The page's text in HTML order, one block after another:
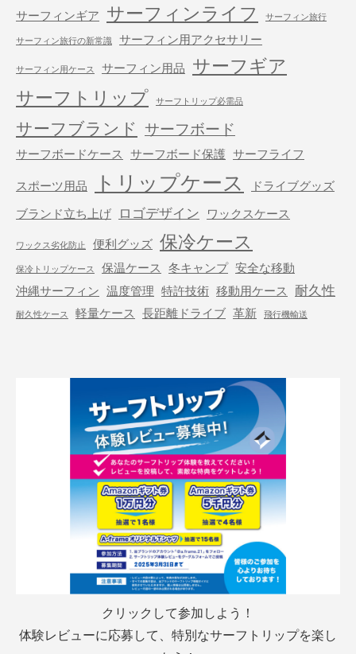
サーフィンギア サーフィンライフ サーフィン旅行
サーフィン旅行の新常識 サーフィン用アクセサリー
サーフィン用ケース サーフィン用品
サーフギア
サーフトリップ
サーフトリップ必需品
サーフブランド サーフボード
サーフボードケース サーフボード保護 サーフライフ
スポーツ用品 トリップケース ドライブグッズ
ブランド立ち上げ ロゴデザイン ワックスケース
ワックス劣化防止 便利グッズ 保冷ケース
保冷トリップケース 保温ケース 冬キャンプ 安全な移動
沖縄サーフィン
温度管理 特許技術 移動用ケース 耐久性
耐久性ケース 軽量ケース 長距離ドライブ 革新 飛行機輸送
クリックして参加しよう！
体験レビューに応募して、特別なサーフトリップを楽し